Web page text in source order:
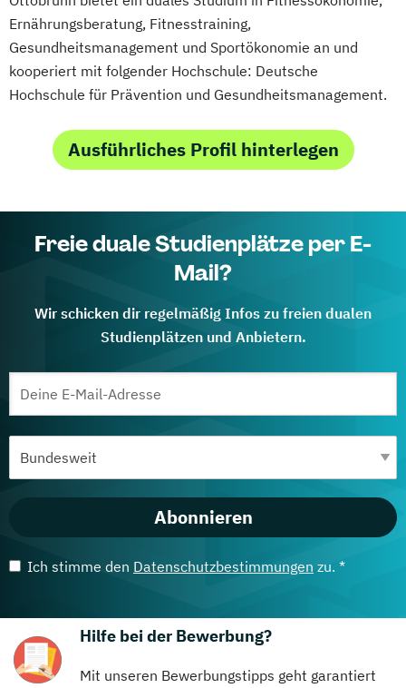
Ernährungsberatung, Fitnesstraining,
Gesundheitsmanagement und Sportökonomie an und
kooperiert mit folgender Hochschule: Deutsche
Hochschule für Prävention und Gesundheitsmanagement.
Ausführliches Profil hinterlegen
Freie duale Studienplätze per E-
Mail?
Wir schicken dir regelmäßig Infos zu freien dualen
Studienplätzen und Anbietern.
Abonnieren
Ich stimme den Datenschutzbestimmungen zu. *
Hilfe bei der Bewerbung?
Mit unseren Bewerbungstipps geht garantiert